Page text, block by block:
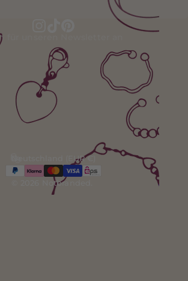
für unseren Newsletter an
© 2026 Notbranded.
Deutschland (EUR €)